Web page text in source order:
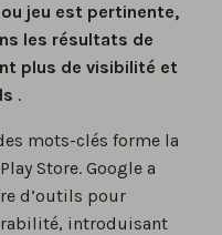
jeu est pertinente,
les résultats de
plus de visibilité et
.
mots-clés forme la
Store. Google a
d’outils pour
introduisant